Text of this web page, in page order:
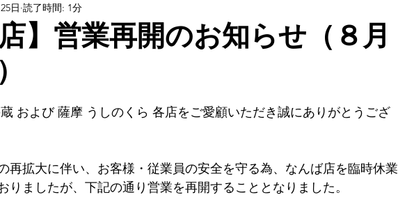
】営業再開のお知らせ（８月
日 読了時間: 1分
および 薩摩 うしのくら 各店をご愛顧いただき誠にありがとうござ
再拡大に伴い、お客様・従業員の安全を守る為、なんば店を臨時休業
りましたが、下記の通り営業を再開することとなりました。